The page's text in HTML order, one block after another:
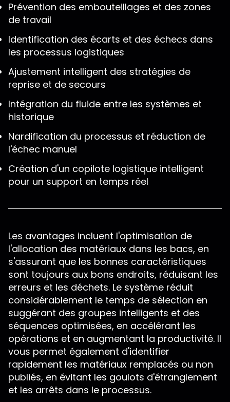
Prévention des embouteillages et des zones
de travail
Identification des écarts et des échecs dans
les processus logistiques
Ajustement intelligent des stratégies de
reprise et de secours
Intégration du fluide entre les systèmes et
historique
Nardification du processus et réduction de
l'échec manuel
Création d'un copilote logistique intelligent
pour un support en temps réel
Les avantages incluent l'optimisation de
l'allocation des matériaux dans les bacs, en
s'assurant que les bonnes caractéristiques
sont toujours aux bons endroits, réduisant les
erreurs et les déchets. Le système réduit
considérablement le temps de sélection en
suggérant des groupes intelligents et des
séquences optimisées, en accélérant les
opérations et en augmentant la productivité. Il
vous permet également d'identifier
rapidement les matériaux remplacés ou non
publiés, en évitant les goulots d'étranglement
et les arrêts dans le processus.